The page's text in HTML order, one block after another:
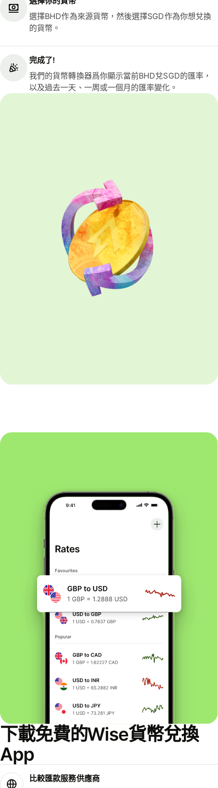
選擇BHD作為來源貨幣，然後選擇SGD作為你想兌換
的貨幣。
完成了!
我們的貨幣轉換器爲你顯示當前BHD兌SGD的匯率，
以及過去一天、一周或一個月的匯率變化。
下載免費的Wise貨幣兌換
App
比較匯款服務供應商